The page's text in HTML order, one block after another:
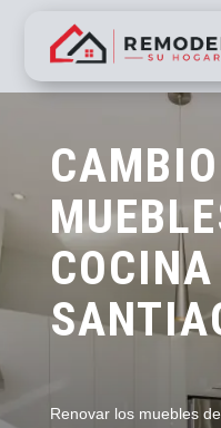
COCINA
Renovar los muebles